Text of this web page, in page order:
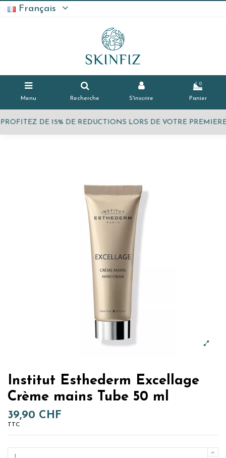
Français
Menu Recherche S'inscrire
0
Panier
PROFITEZ DE 15% DE REDUCTIONS LORS DE VOTRE
Institut Esthederm Excellage
Crème mains Tube 50 ml
39,90 CHF
TTC